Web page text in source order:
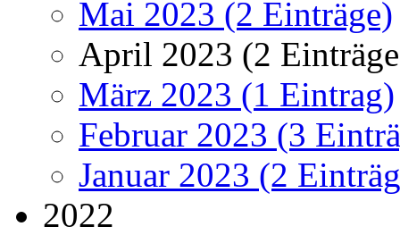
Mai 2023 (2 Einträge)
April 2023 (2
März 2023 (1 Eintrag)
Februar 2023 (3
Januar 2023 (2
2022